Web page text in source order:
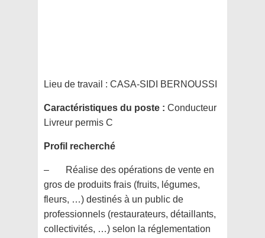
Lieu de travail : CASA-SIDI BERNOUSSI
Caractéristiques du poste : Conducteur
Livreur permis C
Profil recherché
– Réalise des opérations de vente en
gros de produits frais (fruits, légumes,
fleurs, …) destinés à un public de
professionnels (restaurateurs, détaillants,
collectivités, …) selon la réglementation